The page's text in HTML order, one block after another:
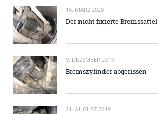
16. MÄRZ 2020
Der nicht fixierte Bremssattel
9. DEZEMBER 2019
Bremszylinder abgerissen
21. AUGUST 2019